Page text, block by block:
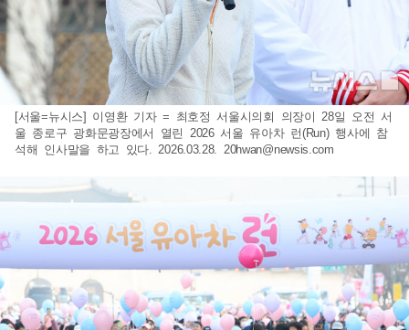
[서울=뉴시스] 이영환 기자 = 최호정 서울시의회 의장이 28일 오전 서
울 종로구 광화문광장에서 열린 2026 서울 유아차 런(Run) 행사에 참
석해 인사말을 하고 있다. 2026.03.28. 20hwan@newsis.com